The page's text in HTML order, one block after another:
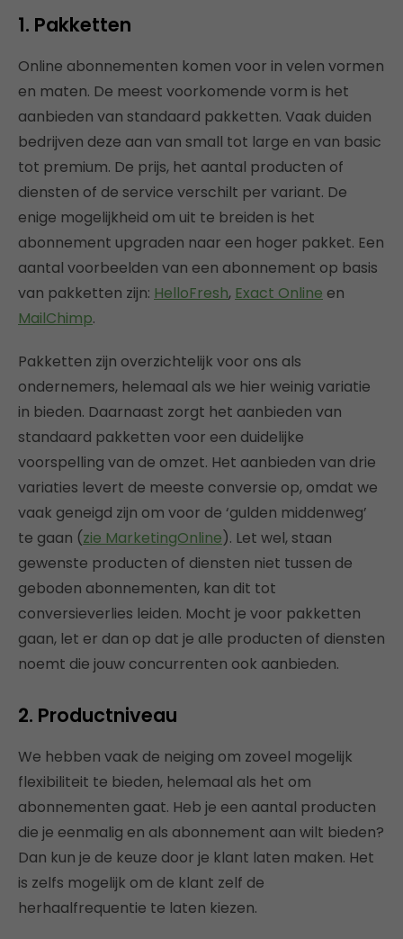
1. Pakketten
Online abonnementen komen voor in velen vormen
en maten. De meest voorkomende vorm is het
aanbieden van standaard pakketten. Vaak duiden
bedrijven deze aan van small tot large en van basic
tot premium. De prijs, het aantal producten of
diensten of de service verschilt per variant. De
enige mogelijkheid om uit te breiden is het
abonnement upgraden naar een hoger pakket. Een
aantal voorbeelden van een abonnement op basis
van pakketten zijn: HelloFresh, Exact Online en
MailChimp.
Pakketten zijn overzichtelijk voor ons als
ondernemers, helemaal als we hier weinig variatie
in bieden. Daarnaast zorgt het aanbieden van
standaard pakketten voor een duidelijke
voorspelling van de omzet. Het aanbieden van drie
variaties levert de meeste conversie op, omdat we
vaak geneigd zijn om voor de ‘gulden middenweg’
te gaan (zie MarketingOnline). Let wel, staan
gewenste producten of diensten niet tussen de
geboden abonnementen, kan dit tot
conversieverlies leiden. Mocht je voor pakketten
gaan, let er dan op dat je alle producten of diensten
noemt die jouw concurrenten ook aanbieden.
2. Productniveau
We hebben vaak de neiging om zoveel mogelijk
flexibiliteit te bieden, helemaal als het om
abonnementen gaat. Heb je een aantal producten
die je eenmalig en als abonnement aan wilt bieden?
Dan kun je de keuze door je klant laten maken. Het
is zelfs mogelijk om de klant zelf de
herhaalfrequentie te laten kiezen.